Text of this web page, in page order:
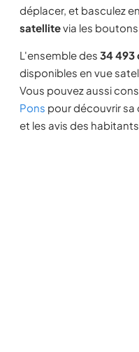
déplacer, et basculez
satellitevia les
L'ensemble des 34 493
disponibles en vue
Vous pouvez aussi
Pons pour découvrir
et les avis des